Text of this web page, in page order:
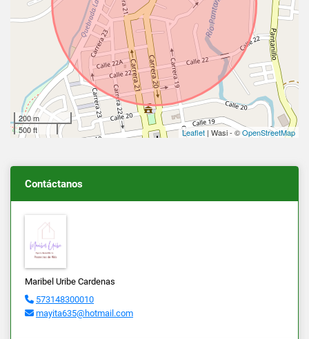
200 m
500 ft
Leaflet | Wasi - ©OpenStreetMap
Contáctanos
Maribel Uribe Cardenas
573148300010
mayita635@hotmail.com